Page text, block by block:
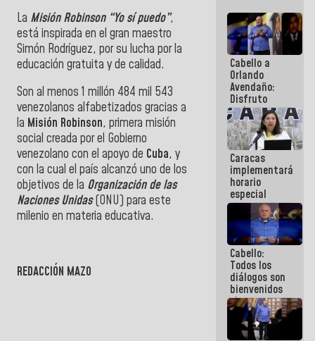
La Misión Robinson “Yo sí puedo”,
está inspirada en el gran maestro
Simón Rodríguez, por su lucha por la
educación gratuita y de calidad.
Son al menos 1 millón 484 mil 543
venezolanos alfabetizados gracias a
la Misión Robinson, primera misión
social creada por el Gobierno
venezolano con el apoyo de Cuba, y
con la cual el país alcanzó uno de los
objetivos de la Organización de las
Naciones Unidas(ONU) para este
milenio en materia educativa.
REDACCIÓN MAZO
Cabello a
Orlando
Avendaño:
Disfruto
cada vez
que escribes
porque lo
que haces
es
embarrarla
Caracas
implementará
horario
especial
para
adaptarse
al plan de
ahorro
energético
Cabello:
Todos los
diálogos son
bienvenidos
siempre que
estén en el
marco de la
Constitución